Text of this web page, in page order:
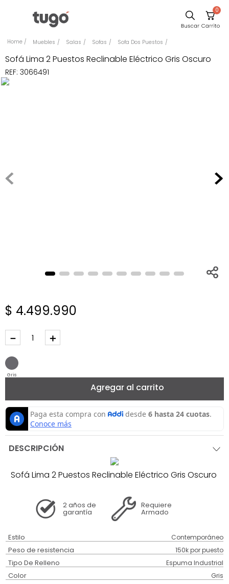
0
Muebles Salas Sofas Sofa Dos Puestos
Sofá Lima 2 Puestos Reclinable Eléctrico Gris Oscuro
REF: 3066491
$ 4.499.990
＋
－
Gris
Agregar al carrito
DESCRIPCIÓN
Sofá Lima 2 Puestos Reclinable Eléctrico Gris Oscuro
2 años de
garantía
Requiere
Armado
Estilo Contemporáneo
Peso de resistencia 150k por puesto
Tipo De Relleno Espuma Industrial
Color Gris
Comedor
Escritorio